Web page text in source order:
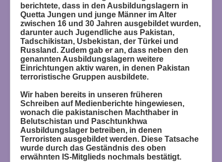
berichtete, dass in den Ausbildungslagern in
Quetta Jungen und junge Männer im Alter
zwischen 16 und 30 Jahren ausgebildet wurden,
darunter auch Jugendliche aus Pakistan,
Tadschikistan, Usbekistan, der Türkei und
Russland. Zudem gab er an, dass neben den
genannten Ausbildungslagern weitere
Einrichtungen aktiv waren, in denen Pakistan
terroristische Gruppen ausbildete.
Wir haben bereits in unseren früheren
Schreiben auf Medienberichte hingewiesen,
wonach die pakistanischen Machthaber in
Belutschistan und Paschtunkhwa
Ausbildungslager betreiben, in denen
Terroristen ausgebildet werden. Diese Tatsache
wurde durch das Geständnis des oben
erwähnten IS-Mitglieds nochmals bestätigt.